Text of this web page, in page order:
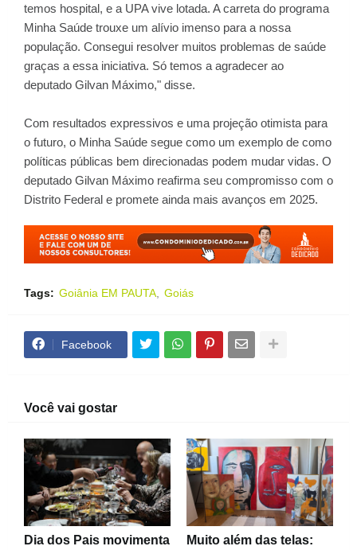
temos hospital, e a UPA vive lotada. A carreta do programa
Minha Saúde trouxe um alívio imenso para a nossa
população. Consegui resolver muitos problemas de saúde
graças a essa iniciativa. Só temos a agradecer ao
deputado Gilvan Máximo," disse.
Com resultados expressivos e uma projeção otimista para
o futuro, o Minha Saúde segue como um exemplo de como
políticas públicas bem direcionadas podem mudar vidas. O
deputado Gilvan Máximo reafirma seu compromisso com o
Distrito Federal e promete ainda mais avanços em 2025.
Tags: Goiânia EM PAUTA Goiás
Facebook
Você vai gostar
Dia dos Pais movimenta
Muito além das telas: